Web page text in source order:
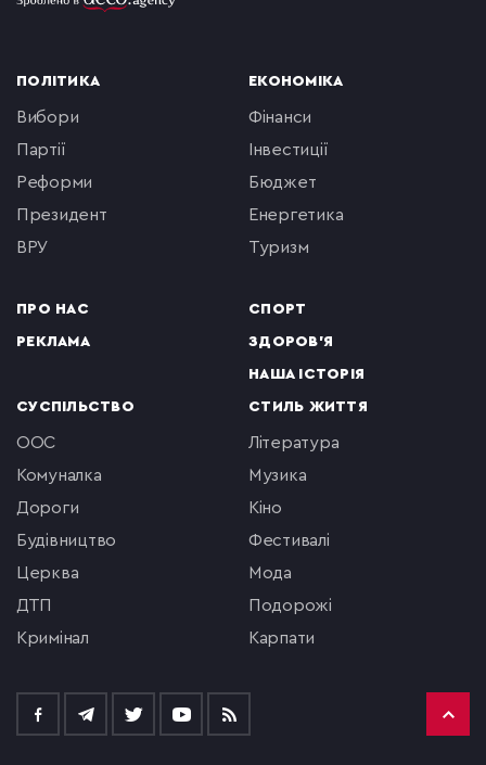
ПОЛІТИКА
вибори
партії
реформи
президент
ВРУ
ПРО НАС
РЕКЛАМА
ЕКОНОМІКА
фінанси
інвестиції
бюджет
енергетика
туризм
СПОРТ
ЗДОРОВ'Я
НАША ІСТОРІЯ
СУСПІЛЬСТВО
ООС
комуналка
Дороги
будівництво
церква
ДТП
кримінал
СТИЛЬ ЖИТТЯ
література
музика
кіно
фестивалі
мода
подорожі
Карпати